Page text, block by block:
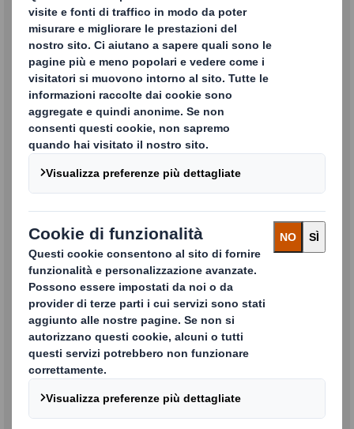
Chi siamo
Ridefiniamo il packaging per un
mondo in evoluzione
SCOPRI DI PIÙ
Contattaci
Vuoi ricevere maggiori
informazioni dal mondo DS Smith?
Compila il form ed entra in contatto
con noi!